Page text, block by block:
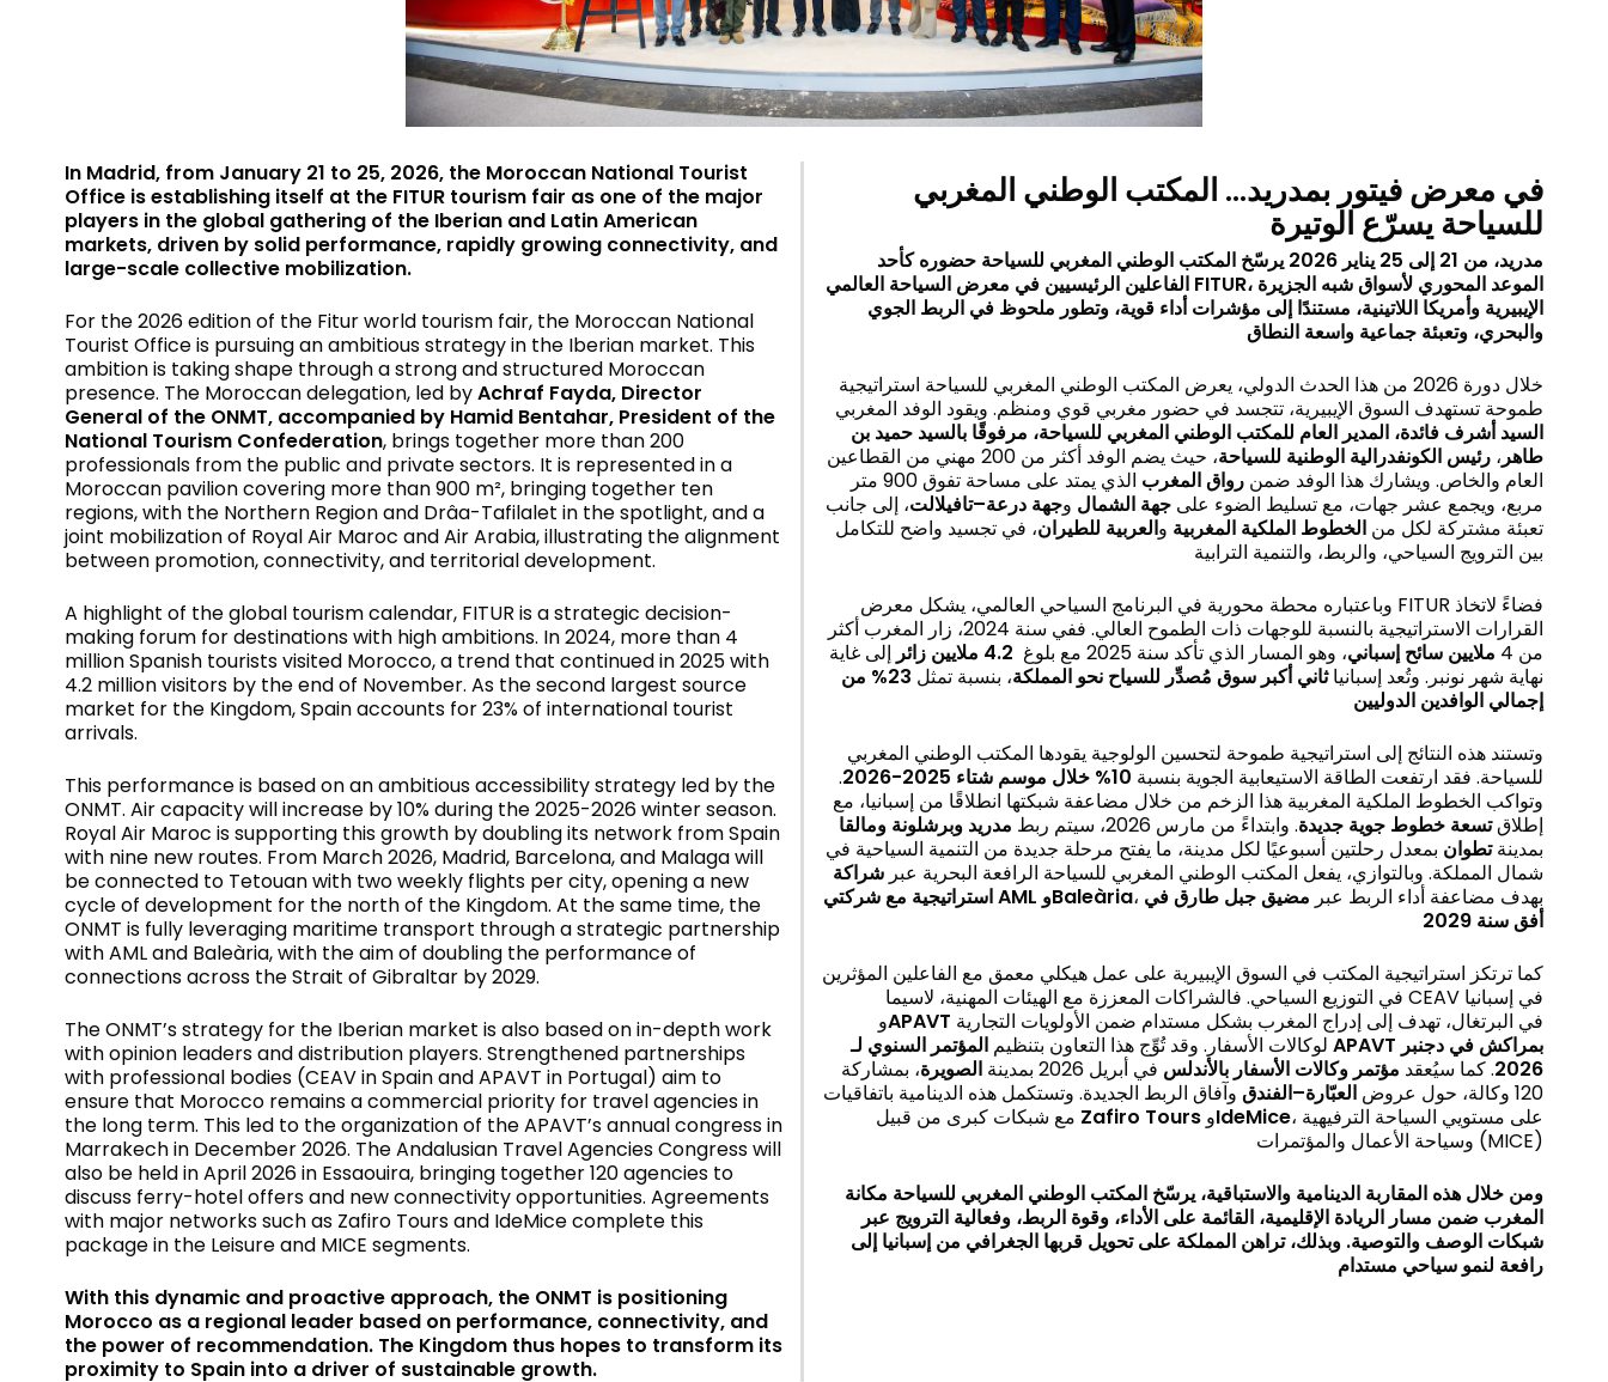
In Madrid, from January 21 to 25, 2026, the Moroccan National Tourist
Office is establishing itself at the FITUR tourism fair as one of the major
players in the global gathering of the Iberian and Latin American
markets, driven by solid performance, rapidly growing connectivity, and
large-scale collective mobilization.
For the 2026 edition of the Fitur world tourism fair, the Moroccan National
Tourist Office is pursuing an ambitious strategy in the Iberian market. This
ambition is taking shape through a strong and structured Moroccan
presence. The Moroccan delegation, led byAchraf Fayda, Director
General of the ONMT, accompanied by Hamid Bentahar, President of the
National Tourism Confederation, brings together more than 200
professionals from the public and private sectors. It is represented in a
Moroccan pavilion covering more than 900 m², bringing together ten
regions, with the Northern Region and Drâa-Tafilalet in the spotlight, and a
joint mobilization of Royal Air Maroc and Air Arabia, illustrating the alignment
between promotion, connectivity, and territorial development.
A highlight of the global tourism calendar, FITUR is a strategic decision-
making forum for destinations with high ambitions. In 2024, more than 4
million Spanish tourists visited Morocco, a trend that continued in 2025 with
4.2 million visitors by the end of November. As the second largest source
market for the Kingdom, Spain accounts for 23% of international tourist
arrivals.
This performance is based on an ambitious accessibility strategy led by the
ONMT. Air capacity will increase by 10% during the 2025-2026 winter season.
Royal Air Maroc is supporting this growth by doubling its network from Spain
with nine new routes. From March 2026, Madrid, Barcelona, and Malaga will
be connected to Tetouan with two weekly flights per city, opening a new
cycle of development for the north of the Kingdom. At the same time, the
ONMT is fully leveraging maritime transport through a strategic partnership
with AML and Baleària, with the aim of doubling the performance of
connections across the Strait of Gibraltar by 2029.
The ONMT’s strategy for the Iberian market is also based on in-depth work
with opinion leaders and distribution players. Strengthened partnerships
with professional bodies (CEAV in Spain and APAVT in Portugal) aim to
ensure that Morocco remains a commercial priority for travel agencies in
the long term. This led to the organization of the APAVT’s annual congress in
Marrakech in December 2026. The Andalusian Travel Agencies Congress will
also be held in April 2026 in Essaouira, bringing together 120 agencies to
discuss ferry-hotel offers and new connectivity opportunities. Agreements
with major networks such as Zafiro Tours and IdeMice complete this
package in the Leisure and MICE segments.
With this dynamic and proactive approach, the ONMT is positioning
Morocco as a regional leader based on performance, connectivity, and
the power of recommendation. The Kingdom thus hopes to transform its
proximity to Spain into a driver of sustainable growth.
في معرض فيتور بمدريد… المكتب الوطني المغربي
للسياحة يسرّع الوتيرة
مدريد، من 21 إلى 25 يناير 2026 يرسّخ المكتب الوطني المغربي للسياحة حضوره كأحد
FITUR، الموعد المحوري لأسواق شبه الجزيرة
الإيبيرية وأمريكا اللاتينية، مستندًا إلى مؤشرات أداء قوية، وتطور ملحوظ في الربط الجوي
والبحري، وتعبئة جماعية واسعة النطاق
خلال دورة 2026 من هذا الحدث الدولي، يعرض المكتب الوطني المغربي للسياحة استراتيجية
طموحة تستهدف السوق الإيبيرية، تتجسد في حضور مغربي قوي ومنظم. ويقود الوفد المغربي
السيد أشرف فائدة، المدير العام للمكتب الوطني المغربي للسياحة، مرفوقًا بالسيد حميد بن
طاهر، رئيس الكونفدرالية الوطنية للسياحة
، حيث يضم الوفد أكثر من 200 مهني من القطاعين
العام والخاص. ويشارك هذا الوفد ضمن رواق المغرب
الذي يمتد على مساحة تفوق 900 متر
مربع، ويجمع عشر جهات، مع تسليط الضوء على جهة الشمال وجهة درعة–تافيلالت، إلى جانب
تعبئة مشتركة لكل من الخطوط الملكية المغربية والعربية للطيران، في تجسيد واضح للتكامل
بين الترويج السياحي، والربط، والتنمية الترابية
وباعتباره محطة محورية في البرنامج السياحي العالمي، يشكل معرض FITUR فضاءً لاتخاذ
القرارات الاستراتيجية بالنسبة للوجهات ذات الطموح العالي. ففي سنة 2024، زار المغرب أكثر
من 4
ملايين سائح إسباني، وهو المسار الذي تأكد سنة 2025 مع بلوغ 4.2 ملايين زائر إلى غاية
نهاية شهر نونبر. وتُعد إسبانياثاني أكبر سوق مُصدِّر للسياح نحو المملكة، بنسبة تمثل 23%
من
إجمالي الوافدين الدوليين
وتستند هذه النتائج إلى استراتيجية طموحة لتحسين الولوجية يقودها المكتب الوطني المغربي
للسياحة. فقد ارتفعت الطاقة الاستيعابية الجوية بنسبة 10% خلال موسم شتاء 2025-2026
.
وتواكب الخطوط الملكية المغربية هذا الزخم من خلال مضاعفة شبكتها انطلاقًا من إسبانيا، مع
إطلاقتسعة خطوط جوية جديدة. وابتداءً من مارس 2026، سيتم ربط
مدريد وبرشلونة ومالقا
بمدينةتطوان بمعدل رحلتين أسبوعيًا لكل مدينة، ما يفتح مرحلة جديدة من التنمية السياحية في
شمال المملكة. وبالتوازي، يفعل المكتب الوطني المغربي للسياحة الرافعة البحرية عبر شراكة
استراتيجية مع شركتيAML وBaleària ، بهدف مضاعفة أداء الربط عبر مضيق جبل طارق في
أفق سنة 2029
كما ترتكز استراتيجية المكتب في السوق الإيبيرية على عمل هيكلي معمق مع الفاعلين المؤثرين
في التوزيع السياحي. فالشراكات المعززة مع الهيئات المهنية، لاسيما CEAV في إسبانيا
وAPAVT
لوكالات الأسفار. وقد تُوِّج هذا التعاون بتنظيم المؤتمر السنوي لـ APAVT بمراكش في دجنبر
2026. كما سيُعقد مؤتمر وكالات الأسفار بالأندلس في أبريل 2026 بمدينة الصويرة، بمشاركة
120 وكالة، حول عروض
العبّارة–الفندقوآفاق الربط الجديدة. وتستكمل هذه الدينامية باتفاقيات
Zafiro Tours وIdeMice، على مستويي السياحة الترفيهية
وسياحة الأعمال والمؤتمرات (MICE)
ومن خلال هذه المقاربة الدينامية والاستباقية، يرسّخ المكتب الوطني المغربي للسياحة مكانة
المغرب ضمن مسار الريادة الإقليمية، القائمة على الأداء، وقوة الربط، وفعالية الترويج عبر
شبكات الوصف والتوصية. وبذلك، تراهن المملكة على تحويل قربها الجغرافي من إسبانيا إلى
رافعة لنمو سياحي مستدام